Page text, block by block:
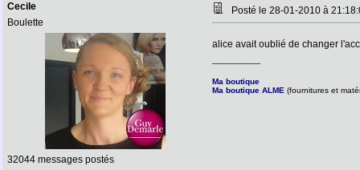
Cecile
Boulette
32044 messages postés
Posté le 28-01-2010 à
alice avait oublié de changer
--------------------
Ma boutique
Ma boutique ALME (fournitures et